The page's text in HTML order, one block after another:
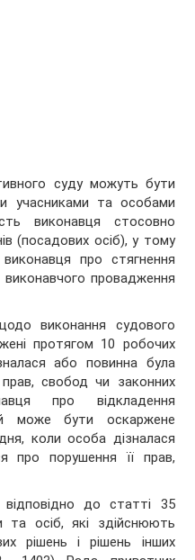
суду можуть бути
учасниками та особами
виконавця стосовно
(посадових осіб), у тому
про стягнення
провадження
виконання судового
протягом 10 робочих
або повинна була
свобод чи законних
про відкладення
може бути оскаржене
коли особа дізналася
про порушення її прав,
до статті 35
та осіб, які здійснюють
рішень і рішень інших